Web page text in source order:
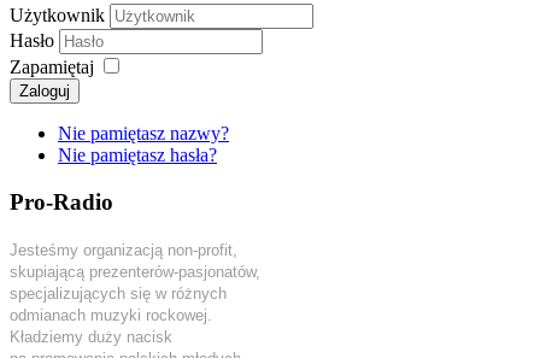
Użytkownik
Hasło
Zapamiętaj
Zaloguj
Nie pamiętasz nazwy?
Nie pamiętasz hasła?
Pro-Radio
Jesteśmy organizacją non-profit,
skupiającą prezenterów-pasjonatów,
specjalizujących się w różnych
odmianach muzyki rockowej.
Kładziemy duży nacisk